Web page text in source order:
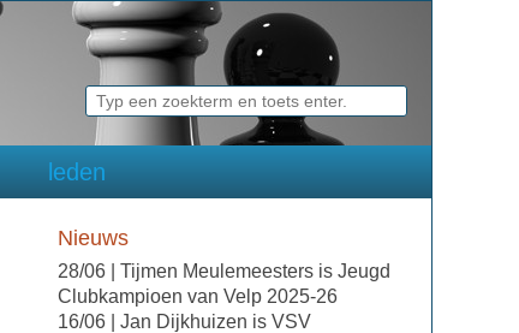
leden
Nieuws
28/06 | Tijmen Meulemeesters is Jeugd
Clubkampioen van Velp 2025-26
16/06 | Jan Dijkhuizen is VSV